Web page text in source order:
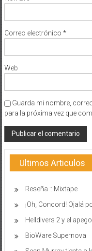
Correo electrónico *
Web
Guarda mi nombre,
para la próxima vez que
Ultimos Articulos
Reseña :: Mixtape
¡Oh, Concord! Ojalá
Helldivers 2 y el
BioWare Supernova